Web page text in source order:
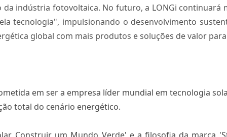
indústria fotovoltaica. No futuro, a LONGi continuará
tecnologia", impulsionando o desenvolvimento
global com mais produtos e soluções de valor
em ser a empresa líder mundial em tecnologia
total do cenário energético.